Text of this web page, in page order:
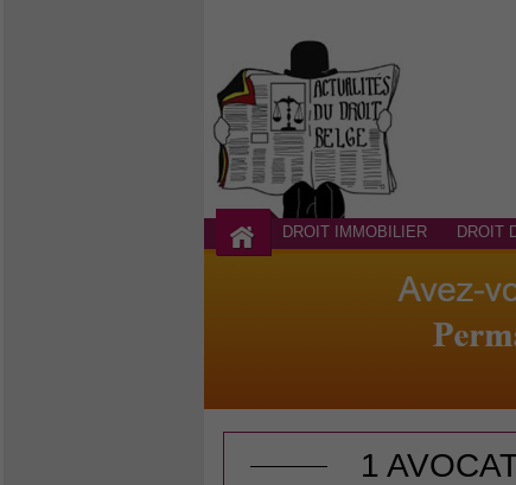
DROIT IMMOBILIER DROIT
1